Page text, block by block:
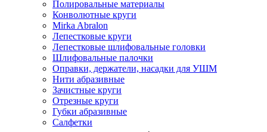
Полировальные материалы
Конволютные круги
Mirka Abralon
Лепестковые круги
Лепестковые шлифовальные головки
Шлифовальные палочки
Оправки, держатели, насадки для УШМ
Нити абразивные
Зачистные круги
Отрезные круги
Губки абразивные
Салфетки